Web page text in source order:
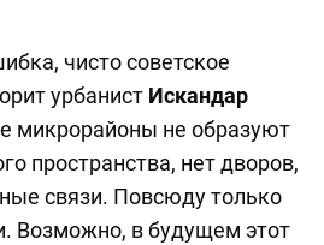
чисто советское
урбанист Искандар
микрорайоны не образуют
пространства, нет дворов,
связи. Повсюду только
Возможно, в будущем этот